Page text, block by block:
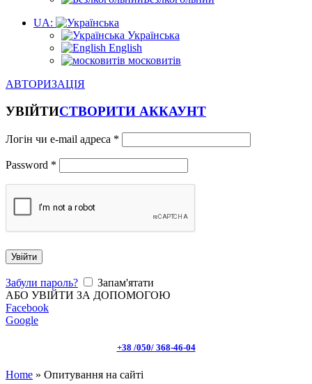
UA:
Українська
English
московитів
АВТОРИЗАЦІЯ
УВІЙТИСТВОРИТИ АККАУНТ
Логін чи e-mail адреса *
Password *
Увійти
Забули пароль?
Запам'ятати
АБО УВІЙТИ ЗА ДОПОМОГОЮ
Facebook
Google
+38 /050/ 368-46-04
Home » Опитування на сайті